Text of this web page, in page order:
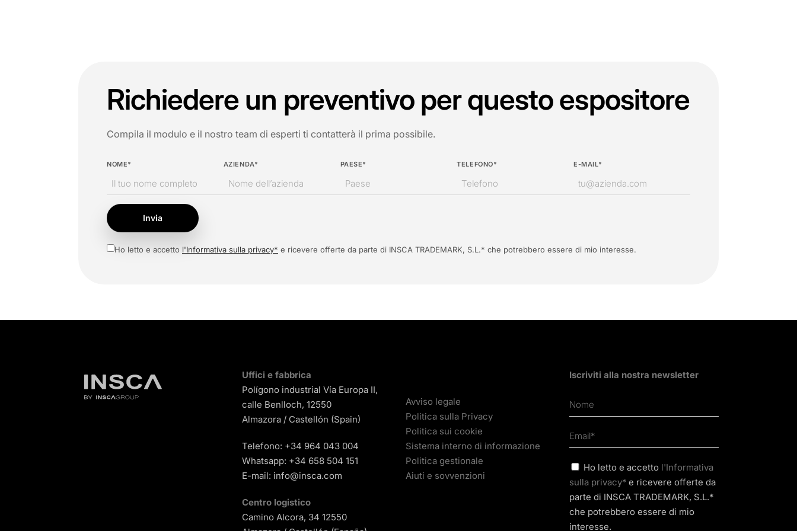
Richiedere un preventivo per questo espositore
Compila il modulo e il nostro team di esperti ti contatterà il prima possibile.
NOME* AZIENDA* PAESE* TELEFONO* E-MAIL*
Invia
Ho letto e accetto l'Informativa sulla privacy* e ricevere offerte da parte di INSCA TRADEMARK, S.L.* che potrebbero essere di mio interesse.
Uffici e fabbrica
Polígono industrial Vía Europa II,
calle Benlloch, 12550
Almazora / Castellón (Spain)
Telefono: +34 964 043 004
Whatsapp: +34 658 504 151
E-mail: info@insca.com
Centro logistico
Camino Alcora, 34 12550
Avviso legale
Politica sulla Privacy
Politica sui cookie
Sistema interno di informazione
Politica gestionale
Aiuti e sovvenzioni
Iscriviti alla nostra newsletter
Ho letto e accetto l'Informativa
sulla privacy* e ricevere offerte da
parte di INSCA TRADEMARK, S.L.*
che potrebbero essere di mio
interesse.